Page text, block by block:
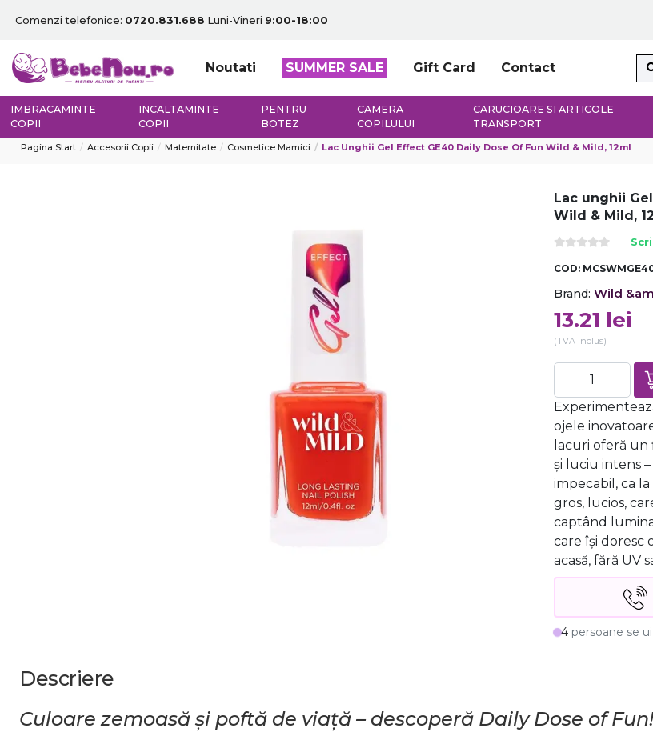
Comenzi telefonice: 0720.831.688 Luni-Vineri 9:00-18:00
Noutati SUMMER SALE Gift Card Contact
IMBRACAMINTE
COPII
INCALTAMINTE
COPII
PENTRU
BOTEZ
CAMERA
COPILULUI
CARUCIOARE SI ARTICOLE
TRANSPORT
Pagina Start Accesorii Copii Maternitate Cosmetice Mamici Lac Unghii Gel Effect GE40 Daily Dose Of Fun Wild & Mild, 12ml
Lac unghii
Wild & Mild,
COD:
Brand: Wild
13.21 lei
(TVA inclus)
ojele
lacuri oferă
și luciu intens
impecabil, ca
gros, lucios,
captând
care își doresc
acasă, fără UV
4 persoane se
Descriere
Culoare zemoasă și poftă de viață – descoperă Daily Dose of Fun!